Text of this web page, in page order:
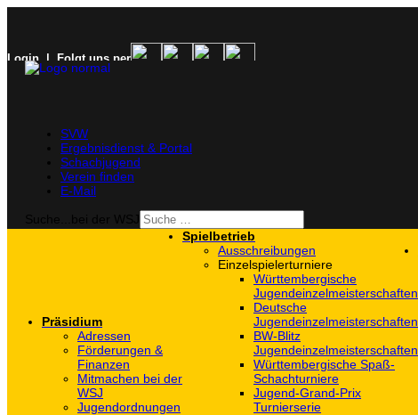
Login | Folgt uns per
SVW
Ergebnisdienst & Portal
Schachjugend
Verein finden
E-Mail
Präsidium
Adressen
Förderungen &
Finanzen
Mitmachen bei der
WSJ
Jugendordnungen
Spielbetrieb
Ausschreibungen
Einzelspielerturniere
Württembergische
Jugendeinzelmeisterschaften
Deutsche
Jugendeinzelmeisterschaften
BW-Blitz
Jugendeinzelmeisterschaften
Württembergische Spaß-
Schachturniere
Jugend-Grand-Prix
Turnierserie